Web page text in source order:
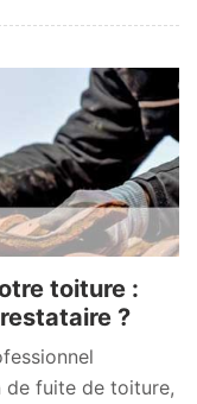
toiture :
?
fuite de toiture,